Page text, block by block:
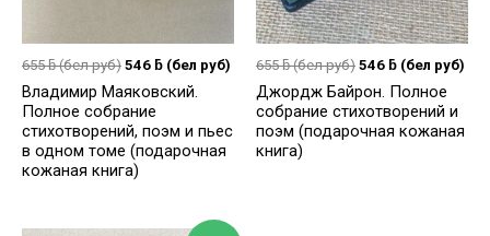
655ƃ(бел руб) 546 ƃ (бел руб)
Владимир Маяковский.
Полное собрание
стихотворений, поэм и пьес
в одном томе (подарочная
кожаная книга)
655ƃ(бел руб) 546 ƃ (бел руб)
Джордж Байрон. Полное
собрание стихотворений и
поэм (подарочная кожаная
книга)